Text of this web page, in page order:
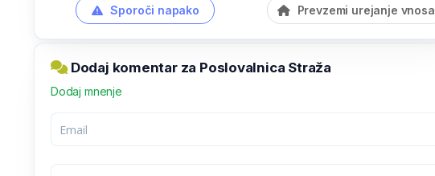
Sporoči napako Prevzemi urejanje vnosa
Dodaj komentar za Poslovalnica Straža
Dodaj mnenje